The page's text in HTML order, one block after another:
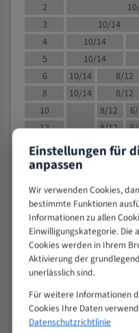
2
3
10/14
4
10/14
5
10/14
6
10/14 8/12
8
10/14 8/12
10
8/12
12
8/12
15
8/12
20
50
80
> 100
VOLLMATERIAL
M (mm)
Zoll (ZpZ)
>
25
10/14
Einstellungen für
anpassen
Wir verwenden Cookies,
bestimmte Funktionen
Informationen zu allen
Einwilligungskategorie.
Cookies werden in Ihrem
Aktivierung der
unerlässlich sind.
Für weitere Informationen
Cookies Ihre Daten
Datenschutzrichtlinie